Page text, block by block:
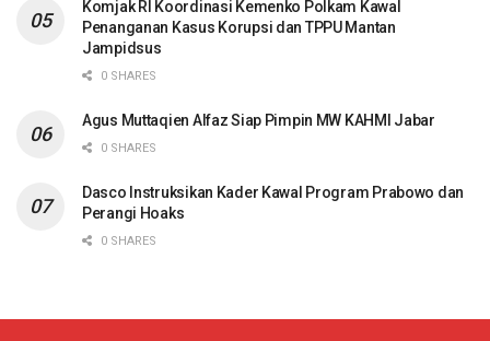
Komjak RI Koordinasi Kemenko Polkam Kawal
Penanganan Kasus Korupsi dan TPPU Mantan
Jampidsus
0 SHARES
Agus Muttaqien Alfaz Siap Pimpin MW KAHMI Jabar
0 SHARES
Dasco Instruksikan Kader Kawal Program Prabowo dan
Perangi Hoaks
0 SHARES